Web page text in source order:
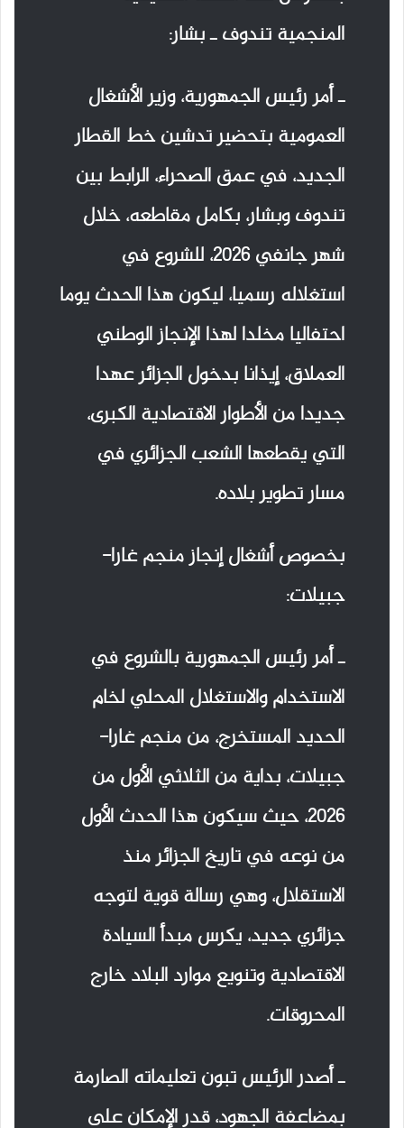
المنجمية تندوف ـ بشار:
ـ أمر رئيس الجمهورية، وزير الأشغال
العمومية بتحضير تدشين خط القطار
الجديد، في عمق الصحراء، الرابط بين
تندوف وبشار، بكامل مقاطعه، خلال
شهر جانفي 2026، للشروع في
استغلاله رسميا، ليكون هذا الحدث يوما
احتفاليا مخلدا لهذا الإنجاز الوطني
العملاق، إيذانا بدخول الجزائر عهدا
جديدا من الأطوار الاقتصادية الكبرى،
التي يقطعها الشعب الجزائري في
مسار تطوير بلاده.
بخصوص أشغال إنجاز منجم غارا-
جبيلات:
ـ أمر رئيس الجمهورية بالشروع في
الاستخدام والاستغلال المحلي لخام
الحديد المستخرج، من منجم غارا-
جبيلات، بداية من الثلاثي الأول من
2026، حيث سيكون هذا الحدث الأول
من نوعه في تاريخ الجزائر منذ
الاستقلال، وهي رسالة قوية لتوجه
جزائري جديد، يكرس مبدأ السيادة
الاقتصادية وتنويع موارد البلاد خارج
المحروقات.
ـ أصدر الرئيس تبون تعليماته الصارمة
بمضاعفة الجهود، قدر الإمكان على